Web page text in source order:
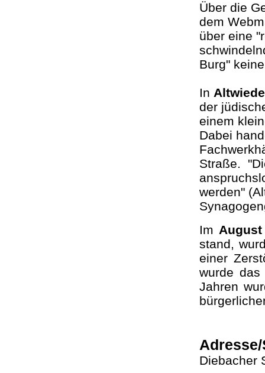
Über die
dem
über eine
Burg"
In
der
einem
Dabei
Straße.
werden"
Im August
stand,
einer
wurde das
Jahren